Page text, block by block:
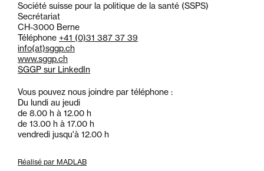
Société suisse pour la politique de la santé (SSPS)
Secrétariat
CH-3000 Berne
Téléphone +41 (0)31 387 37 39
info(at)sggp.ch
www.sggp.ch
SGGP sur LinkedIn
Vous pouvez nous joindre par téléphone :
Du lundi au jeudi
de 8.00 h à 12.00 h
de 13.00 h à 17.00 h
vendredi jusqu'à 12.00 h
Réalisé par MADLAB